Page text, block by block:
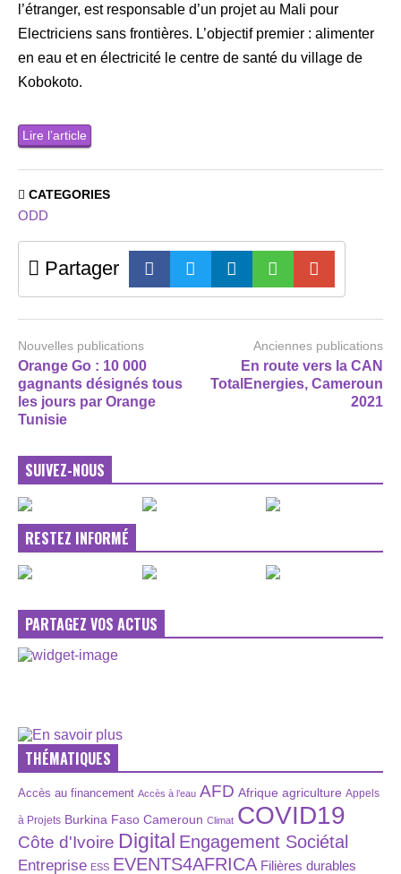
l’étranger, est responsable d’un projet au Mali pour
Electriciens sans frontières. L’objectif premier : alimenter
en eau et en électricité le centre de santé du village de
Kobokoto.
Lire l’article
CATEGORIES
ODD
Partager
Nouvelles publications
Orange Go : 10 000
gagnants désignés tous
les jours par Orange
Tunisie
Anciennes publications
En route vers la CAN
TotalEnergies, Cameroun
2021
SUIVEZ-NOUS
RESTEZ INFORMÉ
PARTAGEZ VOS ACTUS
THÉMATIQUES
Accès au financement Accès à l’eau AFD Afrique agriculture Appels
à Projets Burkina Faso Cameroun Climat COVID19
Côte d'Ivoire Digital Engagement Sociétal
Entreprise ESS EVENTS4AFRICA Filières durables